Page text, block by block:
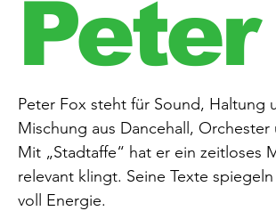
Peter Fox steht für Sound, Haltung
Mischung aus Dancehall,
Mit „Stadtaffe“ hat er ein zeitloses
relevant klingt. Seine Texte
voll Energie.